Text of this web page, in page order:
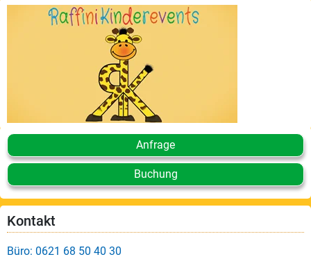
Anfrage
Buchung
Kontakt
Büro: 0621 68 50 40 30